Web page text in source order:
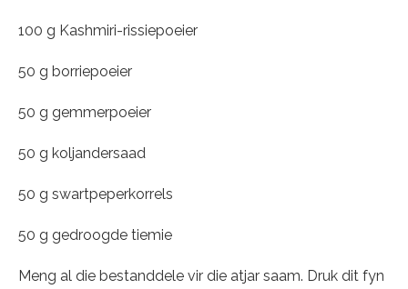
100 g Kashmiri-rissiepoeier
50 g borriepoeier
50 g gemmerpoeier
50 g koljandersaad
50 g swartpeperkorrels
50 g gedroogde tiemie
Meng al die bestanddele vir die atjar saam. Druk dit fyn